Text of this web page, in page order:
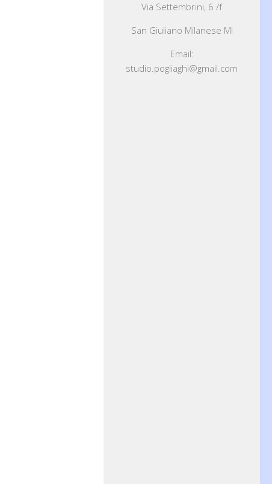
Via Settembrini, 6 /f
San Giuliano Milanese MI
Email:
studio.pogliaghi@gmail.com